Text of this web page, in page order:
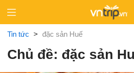
content
Tin tức > đặc sản Huế
Chủ đề: đặc sản